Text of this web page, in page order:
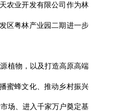
农业开发有限公司作为林
区粤林产业园二期进一步
植物，以及打造高原高端
蜜蜂文化、推动乡村振兴
场、进入千家万户奠定基